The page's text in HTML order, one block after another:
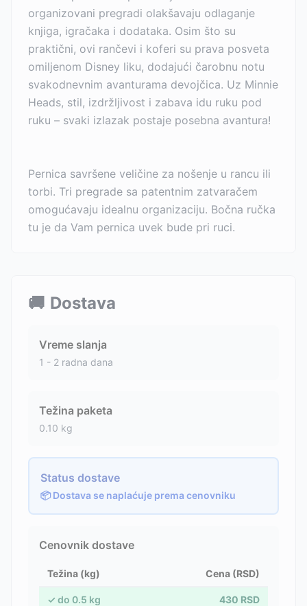
organizovani pregradi olakšavaju odlaganje
knjiga, igračaka i dodataka. Osim što su
praktični, ovi rančevi i koferi su prava posveta
omiljenom Disney liku, dodajući čarobnu notu
svakodnevnim avanturama devojčica. Uz Minnie
Heads, stil, izdržljivost i zabava idu ruku pod
ruku – svaki izlazak postaje posebna avantura!
Pernica savršene veličine za nošenje u rancu ili
torbi. Tri pregrade sa patentnim zatvaračem
omogućavaju idealnu organizaciju. Bočna ručka
tu je da Vam pernica uvek bude pri ruci.
🚚 Dostava
Vreme slanja
1 - 2 radna dana
Težina paketa
0.10 kg
Status dostave
📦 Dostava se naplaćuje prema cenovniku
Cenovnik dostave
Težina (kg) Cena (RSD)
✓ do 0.5 kg 430 RSD